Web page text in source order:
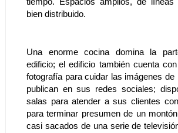
bien distribuido.
Una enorme cocina domina la
edificio; el edificio también cuenta
fotografía para cuidar las imágenes de
publican en sus redes sociales;
salas para atender a sus clientes
para terminar presumen de un montón
casi sacados de una serie de